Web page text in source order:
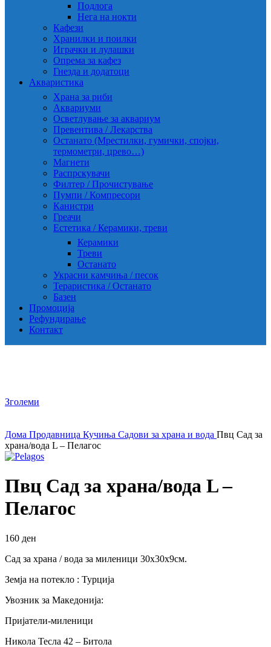
Подлога
Нега на нокти
Кафези
Хранилки и поилки
Играчки и лулашки
Опрема за кафез
Гнезда и додатоци
Акваристика
Храна за риби
Аквариуми
Осветлување за аквариум
Превентива / Лекарства
Останато (Мрестилки, гумички, спојки,
термометри, црево…)
Магнети
Распрскувачи
Филтер / Прочистување
Пумпи / Компресори
Канистри
Греачи
Естетика / Керамики, треви
Керамики
Треви
Останато
Украсни камчиња / песок
Тераристика / Останато
Базен
Промоција
Рефундирање
Контакт
Зголеми
Дома Продавница Кучиња Садови за храна и вода Пвц Сад за
храна/вода L – Пелагос
Пвц Сад за храна/вода L –
Пелагос
160 ден
Сад за храна / вода за миленици 30х30х9см.
Земја на потекло : Турција
Увозник за Македонија:
Пријатели-миленици
Никола Тесла 42 – Битола